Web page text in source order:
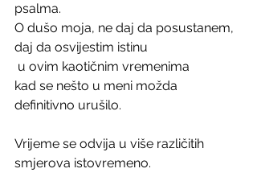
psalma.
O dušo moja, ne daj da posustanem,
daj da osvijestim istinu
u ovim kaotičnim vremenima
kad se nešto u meni možda
definitivno urušilo.
Vrijeme se odvija u više različitih
smjerova istovremeno.